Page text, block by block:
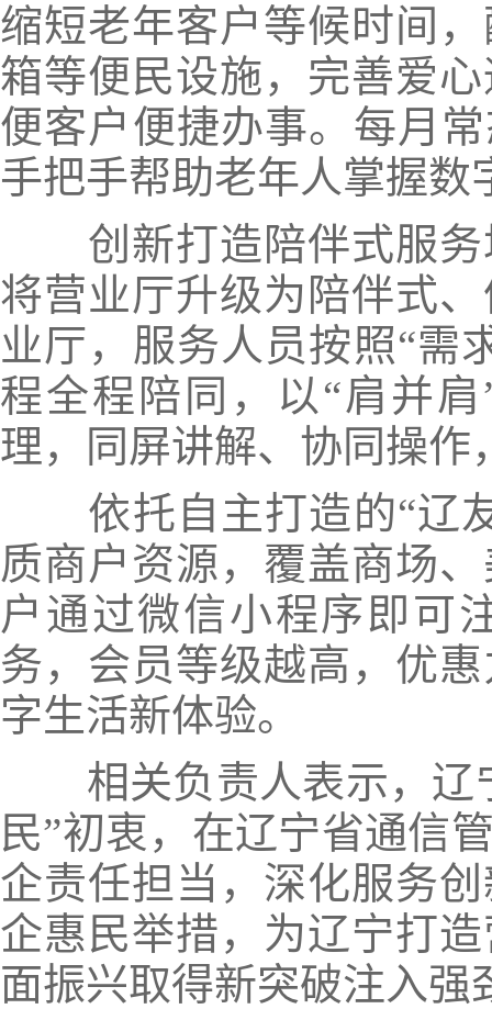
缩短老年客户等候时间
箱等便民设施，完善爱
便客户便捷办事。每月
手把手帮助老年人掌握
创新打造陪伴式服务
将营业厅升级为陪伴式
业厅，服务人员按照“
程全程陪同，以“肩并
理，同屏讲解、协同操作
依托自主打造的“辽友
质商户资源，覆盖商场
户通过微信小程序即可
务，会员等级越高，优
字生活新体验。
相关负责人表示，辽
民”初衷，在辽宁省通信
企责任担当，深化服务
企惠民举措，为辽宁打
面振兴取得新突破注入强